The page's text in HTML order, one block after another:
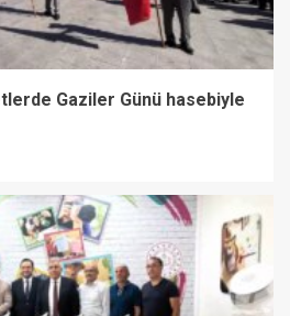
Gaziler Günü hasebiyle